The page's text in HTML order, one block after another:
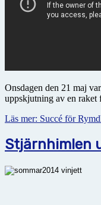
Onsdagen den 21 maj
uppskjutning av en raket
Läs mer: Succé för
Stjärnhimlen